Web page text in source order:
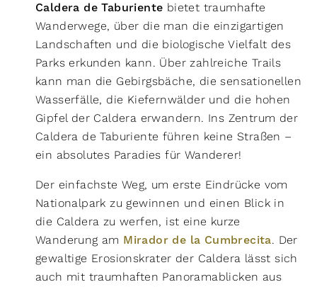
Höhenmeter
Schwierigkeit
leicht moderat schwer
schwindelfrei trittsicher
vorwiegend Pfade leicht zu folgen
gute Grundkondition guter Orientierungssinn
kinderfreundlich
Caldera de Taburiente bietet traumhafte
Wanderwege, über die man die einzigartigen
Landschaften und die biologische Vielfalt des
Parks erkunden kann. Über zahlreiche Trails
kann man die Gebirgsbäche, die sensationellen
Wasserfälle, die Kiefernwälder und die hohen
Gipfel der Caldera erwandern. Ins Zentrum der
Caldera de Taburiente führen keine Straßen –
ein absolutes Paradies für Wanderer!
Der einfachste Weg, um erste Eindrücke vom
Nationalpark zu gewinnen und einen Blick in
die Caldera zu werfen, ist eine kurze
Wanderung am Mirador de la Cumbrecita. Der
gewaltige Erosionskrater der Caldera lässt sich
auch mit traumhaften Panoramablicken aus